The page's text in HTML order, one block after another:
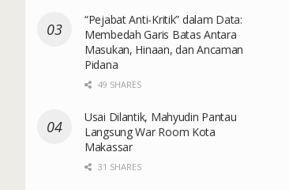
“Pejabat Anti-Kritik” dalam Data:
Membedah Garis Batas Antara
Masukan, Hinaan, dan Ancaman
Pidana
49 SHARES
Usai Dilantik, Mahyudin Pantau
Langsung War Room Kota
Makassar
31 SHARES